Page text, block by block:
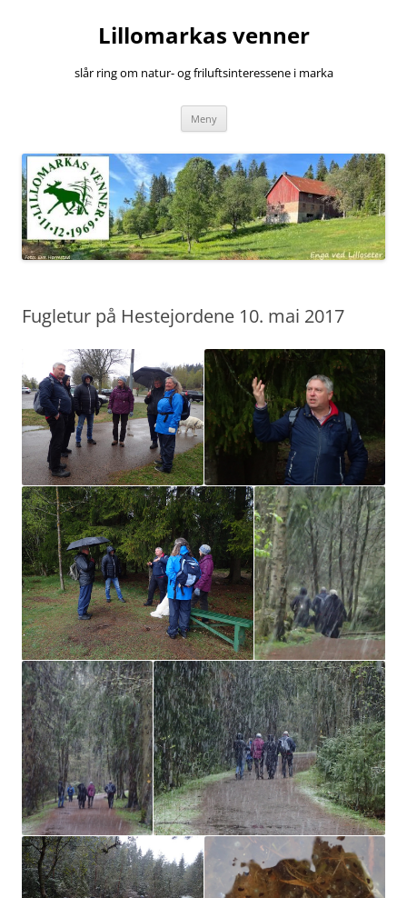
Lillomarkas venner
slår ring om natur- og friluftsinteressene i marka
Meny
Fugletur på Hestejordene 10. mai 2017